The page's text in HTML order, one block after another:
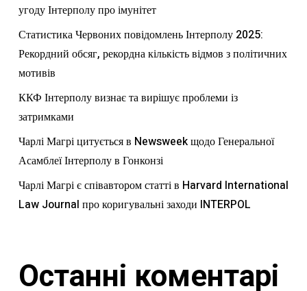
угоду Інтерполу про імунітет
Статистика Червоних повідомлень Інтерполу 2025:
Рекордний обсяг, рекордна кількість відмов з політичних
мотивів
ККФ Інтерполу визнає та вирішує проблеми із
затримками
Чарлі Магрі цитується в Newsweek щодо Генеральної
Асамблеї Інтерполу в Гонконзі
Чарлі Магрі є співавтором статті в Harvard International
Law Journal про коригувальні заходи INTERPOL
Останні коментарі